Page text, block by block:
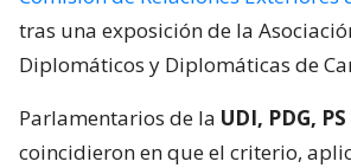
tras una exposición de la
Diplomáticos y Diplomáticas de
Parlamentarios de la UDI, PDG,
coincidieron en que el criterio,